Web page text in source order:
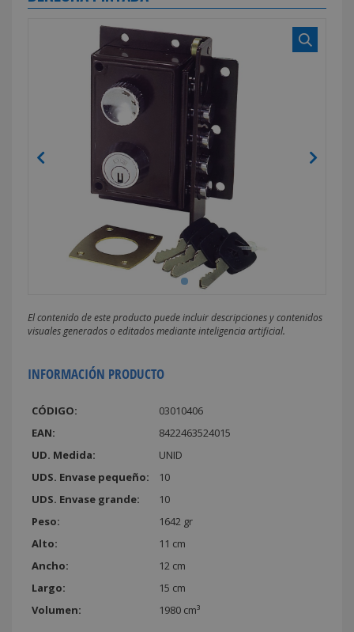
El contenido de este producto puede incluir descripciones y contenidos
visuales generados o editados mediante inteligencia artificial.
INFORMACIÓN PRODUCTO
CÓDIGO:
03010406
EAN:
8422463524015
UD. Medida:
UNID
UDS. Envase pequeño:
10
UDS. Envase grande:
10
Peso:
1642 gr
Alto:
11 cm
Ancho:
12 cm
Largo:
15 cm
Volumen:
1980 cm³